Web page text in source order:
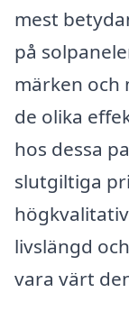
mest
på
märken och
de olika
hos dessa
slutgiltiga
livslängd
vara värt